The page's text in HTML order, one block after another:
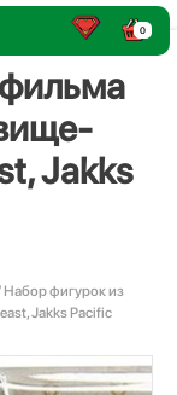
0
Jakks
Набор фигурок из
Jakks Pacific